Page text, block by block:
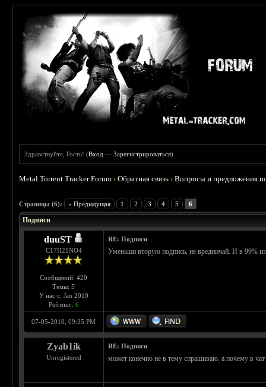
Здравствуйте, Гость! (Вход —Зарегистрироваться)
Metal Torrent Tracker Forum ›Обратная связь ›Вопросы и предложения
Страницы (6): « Предыдущая 1 2 3 4 5 6
Подписи
duuST
С17H21NO4
Сообщений: 420
Темы: 5
У нас с: Jan 2010
Рейтинг: 6
RE: Подписи
Уменьши вторую подпись, не вредничай. И в 99%
07-05-2010, 09:35 PM
Zyab1ik
Unregistered
RE: Подписи
может конечно не в тему спрашиваю. а почему в чат